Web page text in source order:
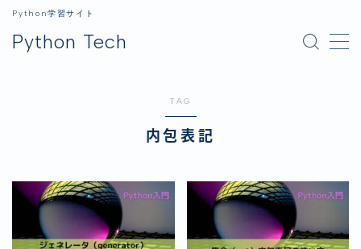
Python Tech
Python学習サイト
MENU
Python入門
ライブラリ
データ分析
TAG
内包表記